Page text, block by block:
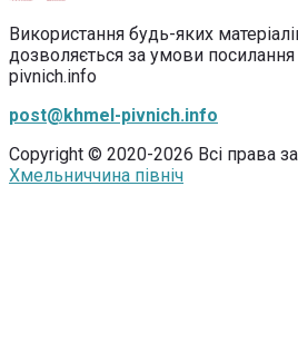
Використання будь-яких
дозволяється за умови посилання
pivnich.info
post@khmel-pivnich.info
Copyright © 2020-2026 Всі права
Хмельниччина північ